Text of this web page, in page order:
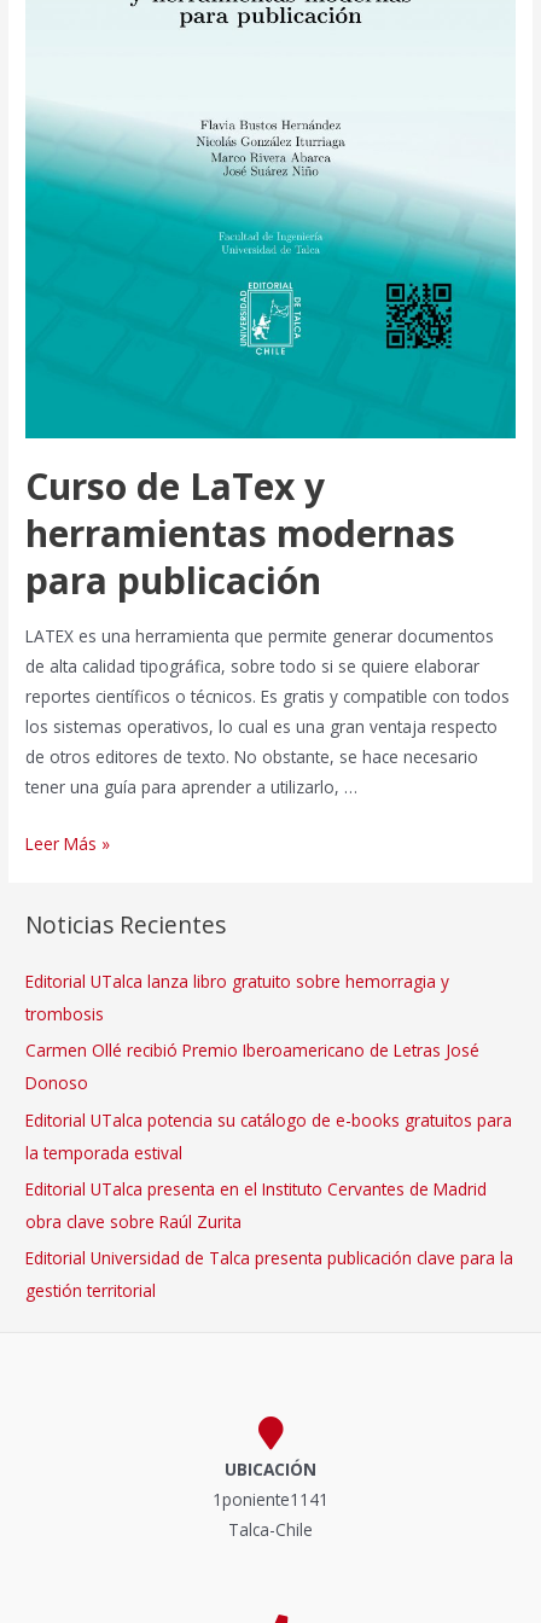
Curso de LaTex y
herramientas modernas
para publicación
LATEX es una herramienta que permite generar documentos
de alta calidad tipográfica, sobre todo si se quiere elaborar
reportes científicos o técnicos. Es gratis y compatible con todos
los sistemas operativos, lo cual es una gran ventaja respecto
de otros editores de texto. No obstante, se hace necesario
tener una guía para aprender a utilizarlo, …
Curso
y
modernas
para
publicación
Leer Más »
Noticias Recientes
Editorial UTalca lanza libro gratuito sobre hemorragia y
trombosis
Carmen Ollé recibió Premio Iberoamericano de Letras José
Donoso
Editorial UTalca potencia su catálogo de e-books gratuitos para
la temporada estival
Editorial UTalca presenta en el Instituto Cervantes de Madrid
obra clave sobre Raúl Zurita
Editorial Universidad de Talca presenta publicación clave para la
gestión territorial
UBICACIÓN
1poniente1141
Talca-Chile